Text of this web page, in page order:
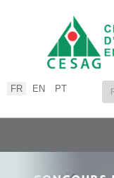
Sélectionnez votre langue
FR EN PT